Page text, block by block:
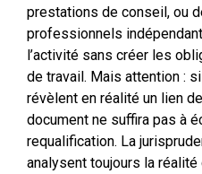
prestations de conseil, ou
professionnels
l’activité sans créer les
de travail. Mais attention :
révèlent en réalité un lien
document ne suffira pas à
requalification. La
analysent toujours la